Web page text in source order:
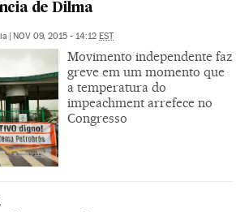
de Dilma
| NOV 09, 2015 - 14:12 EST
Movimento independente faz
greve em um momento que
a temperatura do
impeachment arrefece no
Congresso